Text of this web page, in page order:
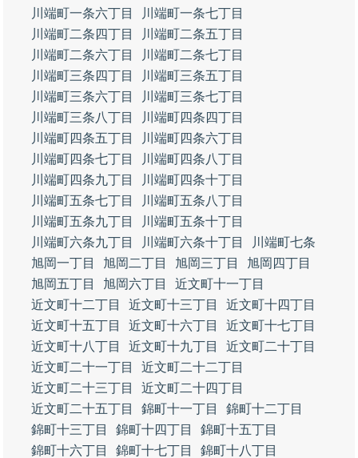
川端町一条六丁目
川端町一条七丁目
川端町二条四丁目
川端町二条五丁目
川端町二条六丁目
川端町二条七丁目
川端町三条四丁目
川端町三条五丁目
川端町三条六丁目
川端町三条七丁目
川端町三条八丁目
川端町四条四丁目
川端町四条五丁目
川端町四条六丁目
川端町四条七丁目
川端町四条八丁目
川端町四条九丁目
川端町四条十丁目
川端町五条七丁目
川端町五条八丁目
川端町五条九丁目
川端町五条十丁目
川端町六条九丁目
川端町六条十丁目
川端町七条
旭岡一丁目
旭岡二丁目 旭岡三丁目
旭岡四丁目
旭岡五丁目
旭岡六丁目
近文町十一丁目
近文町十二丁目
近文町十三丁目
近文町十四丁目
近文町十五丁目
近文町十六丁目
近文町十七丁目
近文町十八丁目
近文町十九丁目
近文町二十丁目
近文町二十一丁目
近文町二十二丁目
近文町二十三丁目
近文町二十四丁目
近文町二十五丁目
錦町十一丁目
錦町十二丁目
錦町十三丁目
錦町十四丁目
錦町十五丁目
錦町十六丁目
錦町十七丁目
錦町十八丁目